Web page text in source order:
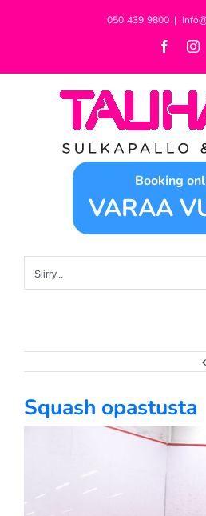
050 439 9800 |
Booking
VARAA
Siirry...
Squash opastusta
isompana